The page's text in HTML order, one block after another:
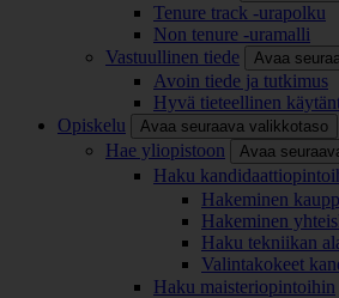
Tenure track -urapolku
Non tenure -uramalli
Vastuullinen tiede
Avaa
Avoin tiede ja tutkimus
Hyvä tieteellinen
Opiskelu
Avaa seuraava valikkotaso
Hae yliopistoon Avaa
Haku
Hakeminen
Hakeminen
Haku tekniikan
Valintakokeet
Haku maisteriopintoihin